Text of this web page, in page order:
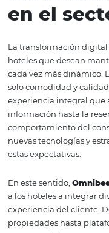
datos, cada aspecto
ejemplos concretos
transformación
La
en el
La transformación
hoteles que desean
cada vez más